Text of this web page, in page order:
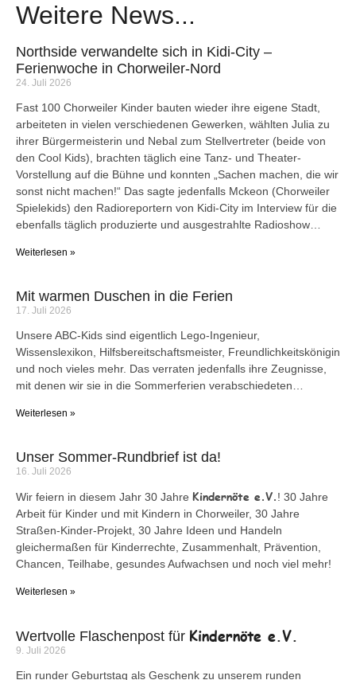
Weitere News...
Northside verwandelte sich in Kidi-City –
Ferienwoche in Chorweiler-Nord
24. Juli 2026
Fast 100 Chorweiler Kinder bauten wieder ihre eigene Stadt,
arbeiteten in vielen verschiedenen Gewerken, wählten Julia zu
ihrer Bürgermeisterin und Nebal zum Stellvertreter (beide von
den Cool Kids), brachten täglich eine Tanz- und Theater-
Vorstellung auf die Bühne und konnten „Sachen machen, die wir
sonst nicht machen!“ Das sagte jedenfalls Mckeon (Chorweiler
Spielekids) den Radioreportern von Kidi-City im Interview für die
ebenfalls täglich produzierte und ausgestrahlte Radioshow…
Weiterlesen »
Mit warmen Duschen in die Ferien
17. Juli 2026
Unsere ABC-Kids sind eigentlich Lego-Ingenieur,
Wissenslexikon, Hilfsbereitschaftsmeister, Freundlichkeitskönigin
und noch vieles mehr. Das verraten jedenfalls ihre Zeugnisse,
mit denen wir sie in die Sommerferien verabschiedeten…
Weiterlesen »
Unser Sommer-Rundbrief ist da!
16. Juli 2026
Wir feiern in diesem Jahr 30 Jahre Kindernöte e.V.! 30 Jahre
Arbeit für Kinder und mit Kindern in Chorweiler, 30 Jahre
Straßen-Kinder-Projekt, 30 Jahre Ideen und Handeln
gleichermaßen für Kinderrechte, Zusammenhalt, Prävention,
Chancen, Teilhabe, gesundes Aufwachsen und noch viel mehr!
Weiterlesen »
Wertvolle Flaschenpost für Kindernöte e.V.
9. Juli 2026
Ein runder Geburtstag als Geschenk zu unserem runden